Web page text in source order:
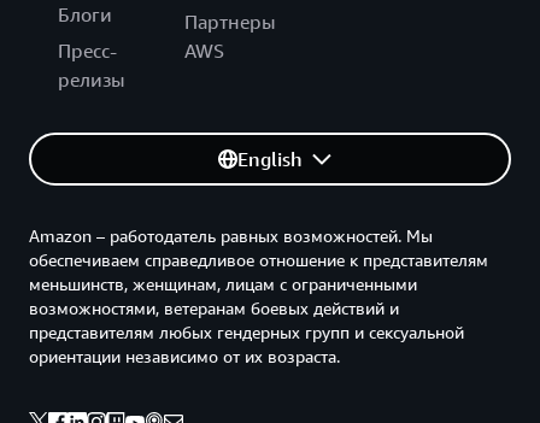
Блоги
Пресс-
релизы
Партнеры
AWS
English
Amazon – работодатель равных возможностей. Мы
обеспечиваем справедливое отношение к представителям
меньшинств, женщинам, лицам с ограниченными
возможностями, ветеранам боевых действий и
представителям любых гендерных групп и сексуальной
ориентации независимо от их возраста.